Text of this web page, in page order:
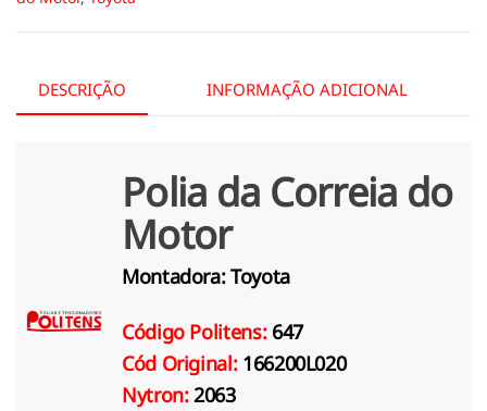
DESCRIÇÃO INFORMAÇÃO ADICIONAL
Polia da Correia do
Motor
Montadora:Toyota
Código Politens: 647
Cód Original: 166200L020
Nytron:2063